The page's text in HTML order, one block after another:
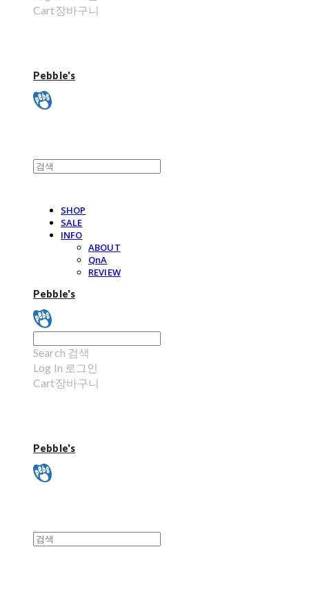
Cart장바구니
Pebble's
SHOP
SALE
INFO
ABOUT
QnA
REVIEW
Pebble's
Search 검색
Log In 로그인
Cart장바구니
Pebble's